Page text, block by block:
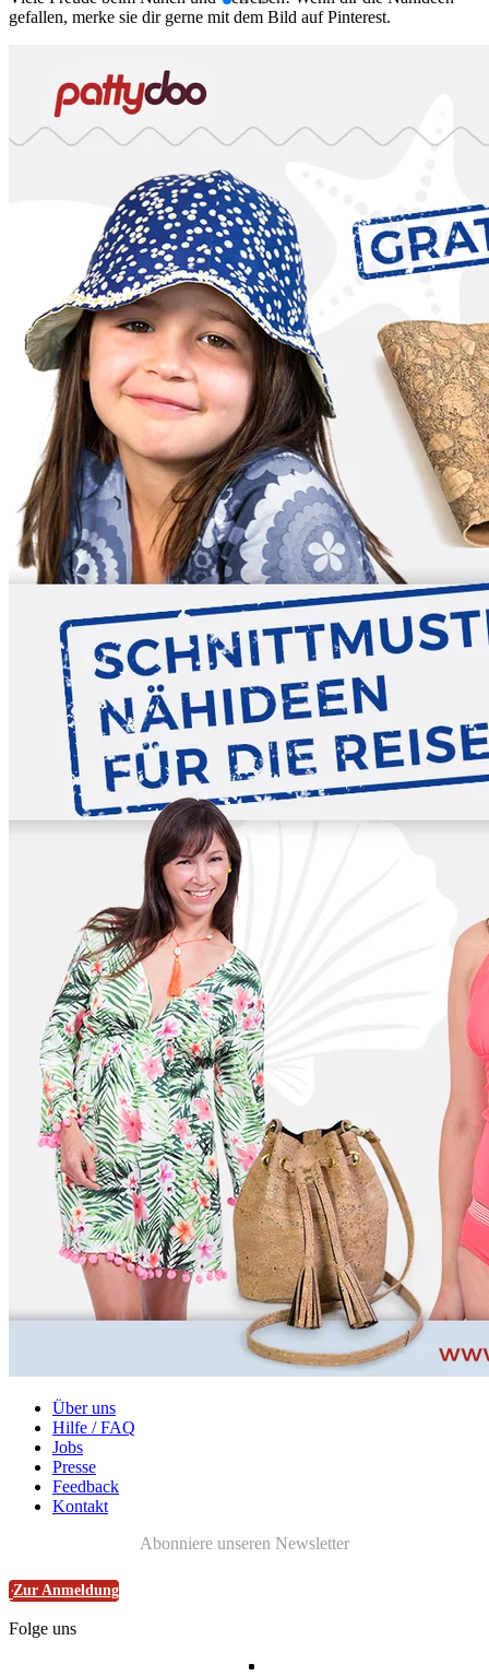
gefallen, merke sie dir gerne mit dem Bild auf Pinterest.
Über uns
Hilfe / FAQ
Jobs
Presse
Feedback
Kontakt
Abonniere unseren Newsletter
Zur Anmeldung
Folge uns